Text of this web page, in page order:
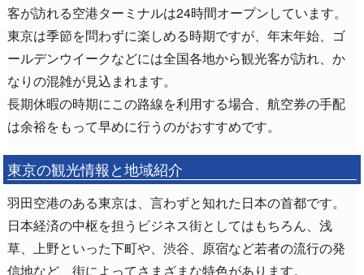
客が訪れる空港ターミナルは24時間オープンしています。
東京は季節を問わずに楽しめる時期ですが、年末年始、ゴ
ールデンウイークなどには全国各地から観光客が訪れ、か
なりの混雑が見込まれます。
長期休暇の時期にこの路線を利用する場合、航空券の手配
は余裕をもって早めに行うのがおすすめです。
東京の観光情報と地域紹介
羽田空港のある東京は、言わずと知れた日本の首都です。
日本経済の中枢を担うビジネス街としてはもちろん、浅
草、上野といった下町や、渋谷、原宿など若者の流行の発
信地など、街によってさまざまな特色があります。